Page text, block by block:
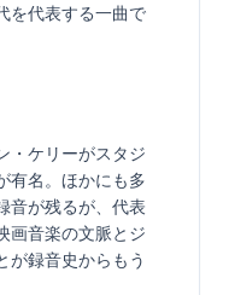
を代表する一曲で
・ケリーがスタジ
有名。ほかにも多
音が残るが、代表
画音楽の文脈とジ
が録音史からもう